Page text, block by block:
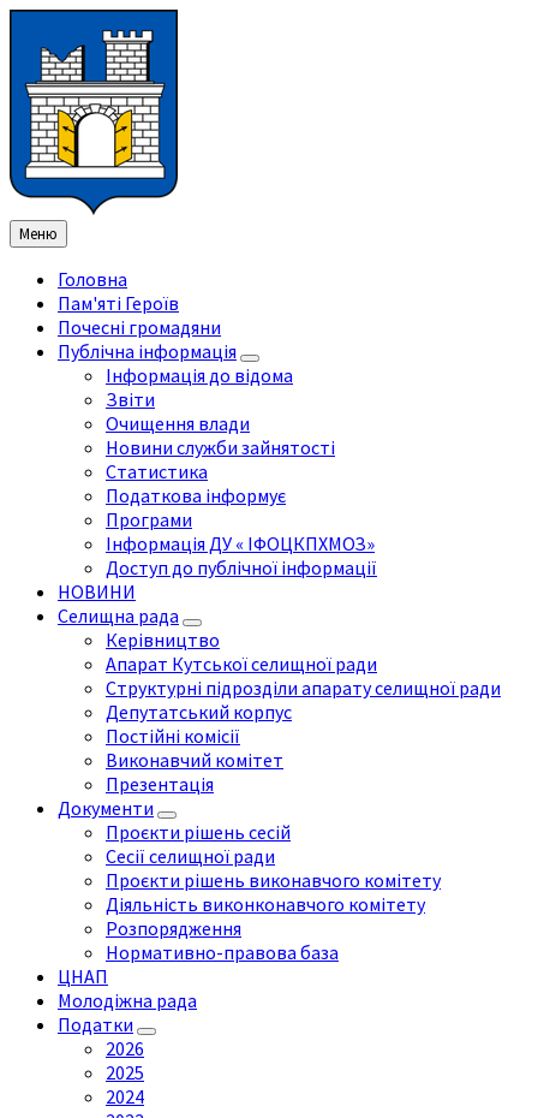
змісту
ліву
бічну
панель
праву
бічну
панель
нижнього
колонтитула
Меню
Головна
Пам'яті Героїв
Почесні громадяни
Публічна інформація
Інформація до відома
Звіти
Очищення влади
Новини служби зайнятості
Статистика
Податкова інформує
Програми
Інформація ДУ « ІФОЦКПХМОЗ»
Доступ до публічної інформації
НОВИНИ
Селищна рада
Керівництво
Апарат Кутської селищної ради
Структурні підрозділи апарату селищної ради
Депутатський корпус
Постійні комісії
Виконавчий комітет
Презентація
Документи
Проєкти рішень сесій
Сесії селищної ради
Проєкти рішень виконавчого комітету
Діяльність виконконавчого комітету
Розпорядження
Нормативно-правова база
ЦНАП
Молодіжна рада
Податки
2026
2025
2024